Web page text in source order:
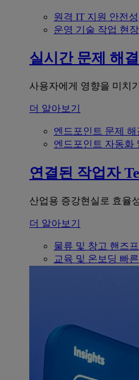
원격 IT 지원 안전
운영 기술 작업 현
실시간 문제 해결
사용자에게 영향을 미치
더 알아보기
엔드포인트 문제 해
엔드포인트 자동화
연결된 작업자
산업용 증강현실로 효율
더 알아보기
물류 및 창고 핸즈
교육 및 온보딩 빠